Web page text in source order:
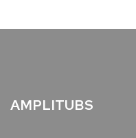
AMPLITUBS